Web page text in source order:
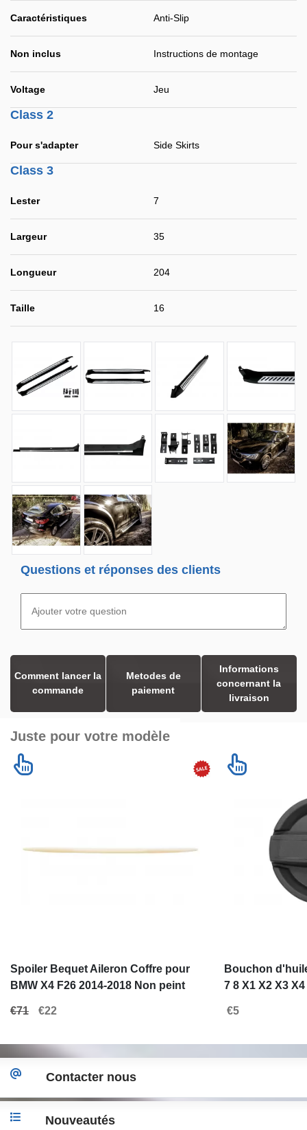
Caractéristiques Anti-Slip
Non inclus Instructions de montage
Voltage Jeu
Class 2
Pour s'adapter Side Skirts
Class 3
Lester 7
Largeur 35
Longueur 204
Taille 16
Questions et réponses des clients
Comment lancer la
commande
Metodes de
paiement
Informations
concernant la
livraison
Juste pour votre modèle
Spoiler Bequet Aileron Coffre pour
BMW X4 F26 2014-2018 Non peint
€71 €22
Bouchon
7 8 X1 X2 X3
€5
Contacter nous
Nouveautés